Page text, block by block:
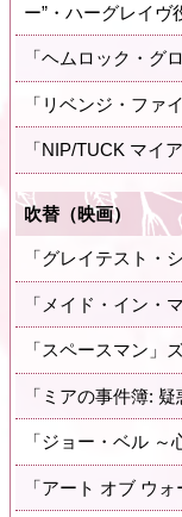
ー”・ハーグレイヴ
「ヘムロック・グ
「リベンジ・ファ
「NIP/TUCK マイ
吹替（映画）
「グレイテスト・
「メイド・イン・
「スペースマン」
「ミアの事件簿:
「ジョー・ベル
「アート オブ ウ